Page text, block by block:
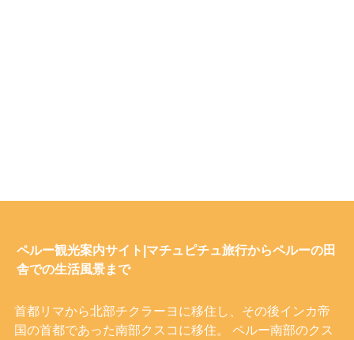
ペルー観光案内サイト|マチュピチュ旅行からペルーの田
舎での生活風景まで
首都リマから北部チクラーヨに移住し、その後インカ帝
国の首都であった南部クスコに移住。 ペルー南部のクス